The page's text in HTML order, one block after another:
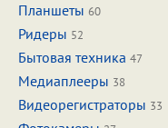
Планшеты 60
Ридеры 52
Бытовая техника 47
Медиаплееры 38
Видеорегистраторы 33